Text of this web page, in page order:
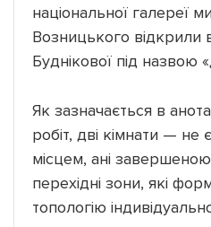
національної галереї
Возницького відкрили
Буднікової під назвою
Як зазначається в
робіт, дві кімнати — не
місцем, ані
перехідні зони, які
топологію